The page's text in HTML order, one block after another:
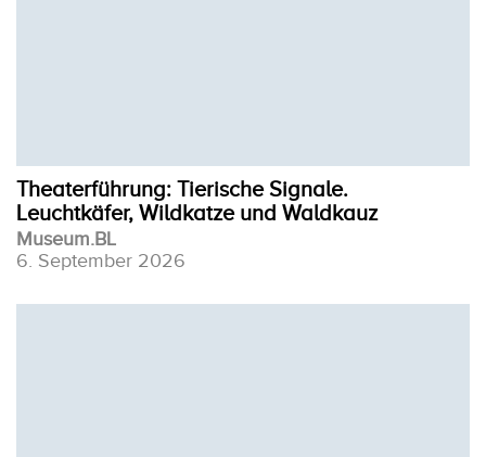
Theaterführung: Tierische Signale.
Leuchtkäfer, Wildkatze und Waldkauz
Museum.BL
6. September 2026